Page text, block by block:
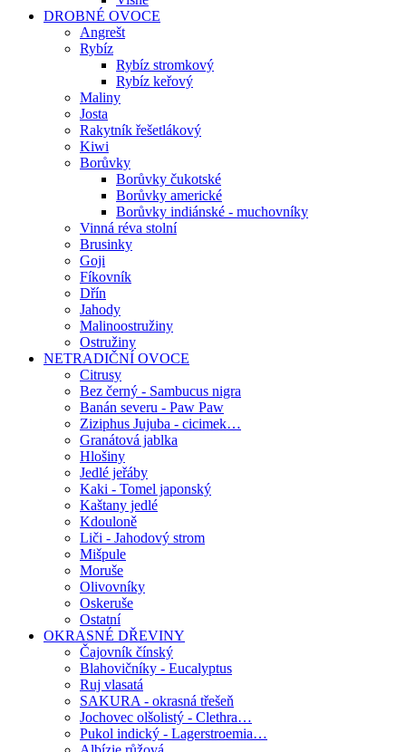
DROBNÉ OVOCE
Angrešt
Rybíz
Rybíz stromkový
Rybíz keřový
Maliny
Josta
Rakytník řešetlákový
Kiwi
Borůvky
Borůvky čukotské
Borůvky americké
Borůvky indiánské - muchovníky
Vinná réva stolní
Brusinky
Goji
Fíkovník
Dřín
Jahody
Malinoostružiny
Ostružiny
NETRADIČNÍ OVOCE
Citrusy
Bez černý - Sambucus nigra
Banán severu - Paw Paw
Ziziphus Jujuba - cicimek…
Granátová jablka
Hlošiny
Jedlé jeřáby
Kaki - Tomel japonský
Kaštany jedlé
Kdouloně
Liči - Jahodový strom
Mišpule
Moruše
Olivovníky
Oskeruše
Ostatní
OKRASNÉ DŘEVINY
Čajovník čínský
Blahovičníky - Eucalyptus
Ruj vlasatá
SAKURA - okrasná třešeň
Jochovec olšolistý - Clethra…
Pukol indický - Lagerstroemia…